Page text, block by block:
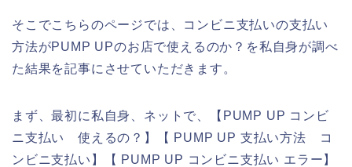
そこでこちらのページでは、コンビニ支払いの支払い
方法がPUMP UPのお店で使えるのか？を私自身が調べ
た結果を記事にさせていただきます。
まず、最初に私自身、ネットで、【PUMP UP コンビ
ニ支払い 使えるの？】【 PUMP UP 支払い方法 コ
ンビニ支払い】【 PUMP UP コンビニ支払い エラー】